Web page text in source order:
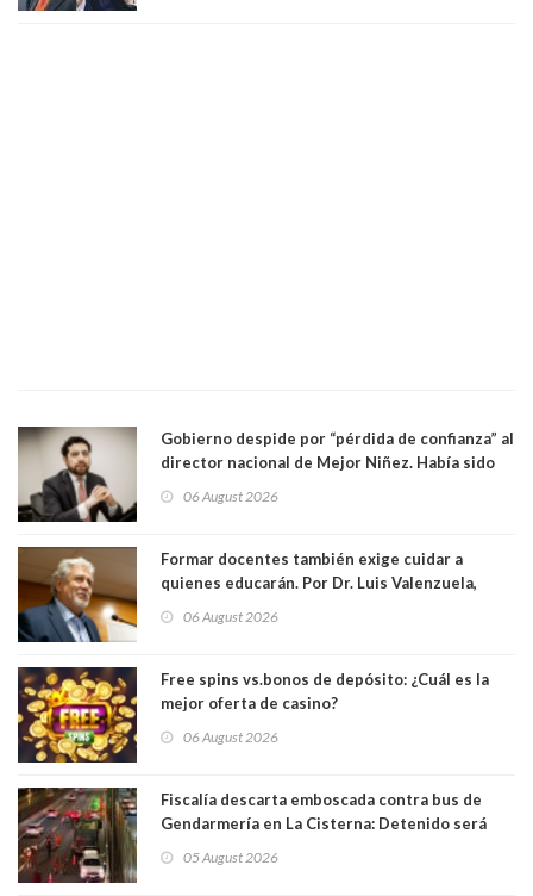
Gobierno despide por “pérdida de confianza” al
director nacional de Mejor Niñez. Había sido
06 August 2026
Formar docentes también exige cuidar a
quienes educarán. Por Dr. Luis Valenzuela,
Académicos U. Católica Silva Henríquez
06 August 2026
Free spins vs.bonos de depósito: ¿Cuál es la
mejor oferta de casino?
06 August 2026
Fiscalía descarta emboscada contra bus de
Gendarmería en La Cisterna: Detenido será
05 August 2026